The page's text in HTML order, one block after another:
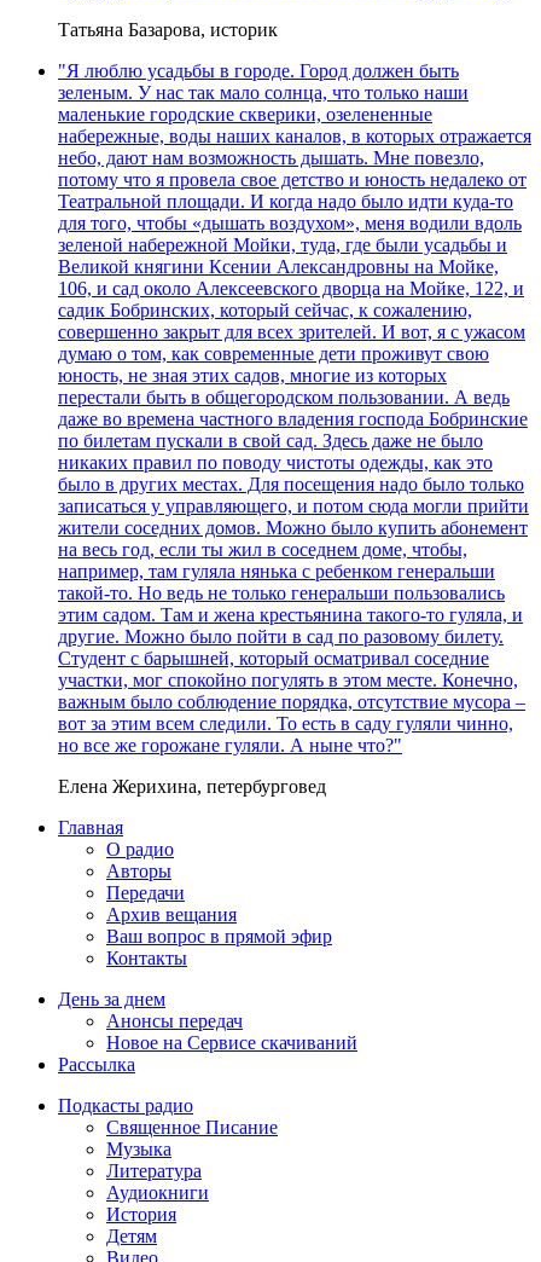
Татьяна Базарова, историк
"Я люблю усадьбы в городе. Город должен быть
зеленым. У нас так мало солнца, что только наши
маленькие городские скверики, озелененные
набережные, воды наших каналов, в которых отражается
небо, дают нам возможность дышать. Мне повезло,
потому что я провела свое детство и юность недалеко от
Театральной площади. И когда надо было идти куда-то
для того, чтобы «дышать воздухом», меня водили вдоль
зеленой набережной Мойки, туда, где были усадьбы и
Великой княгини Ксении Александровны на Мойке,
106, и сад около Алексеевского дворца на Мойке, 122, и
садик Бобринских, который сейчас, к сожалению,
совершенно закрыт для всех зрителей. И вот, я с ужасом
думаю о том, как современные дети проживут свою
юность, не зная этих садов, многие из которых
перестали быть в общегородском пользовании. А ведь
даже во времена частного владения господа Бобринские
по билетам пускали в свой сад. Здесь даже не было
никаких правил по поводу чистоты одежды, как это
было в других местах. Для посещения надо было только
записаться у управляющего, и потом сюда могли прийти
жители соседних домов. Можно было купить абонемент
на весь год, если ты жил в соседнем доме, чтобы,
например, там гуляла нянька с ребенком генеральши
такой-то. Но ведь не только генеральши пользовались
этим садом. Там и жена крестьянина такого-то гуляла, и
другие. Можно было пойти в сад по разовому билету.
Студент с барышней, который осматривал соседние
участки, мог спокойно погулять в этом месте. Конечно,
важным было соблюдение порядка, отсутствие мусора –
вот за этим всем следили. То есть в саду гуляли чинно,
но все же горожане гуляли. А ныне что?"
Елена Жерихина, петербурговед
Главная
О радио
Авторы
Передачи
Архив вещания
Ваш вопрос в прямой эфир
Контакты
День за днем
Анонсы передач
Новое на Сервисе скачиваний
Рассылка
Подкасты радио
Священное Писание
Музыка
Литература
Аудиокниги
История
Детям
Видео